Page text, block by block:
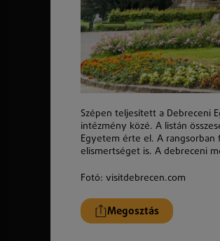
Szépen teljesített a Debreceni
intézmény közé. A listán
Egyetem érte el. A
elismertséget is. A debreceni
Fotó: visitdebrecen.com
Megosztás